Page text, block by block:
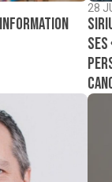
28
ses